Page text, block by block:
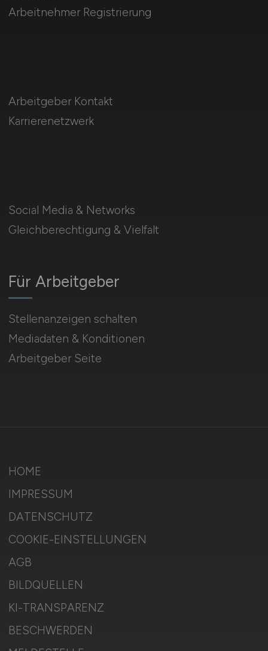
Arbeitnehmer Registrierung
Social Media & Networks
Gleichberechtigung & Vielfalt
Für Arbeitgeber
Stellenanzeigen schalten
Mediadaten & Konditionen
Arbeitgeber Seite
Arbeitgeber Kontakt
Karrierenetzwerk
HOME
IMPRESSUM
DATENSCHUTZ
COOKIE-EINSTELLUNGEN
AGB
BILDQUELLEN
KI-TRANSPARENZ
BESCHWERDEN